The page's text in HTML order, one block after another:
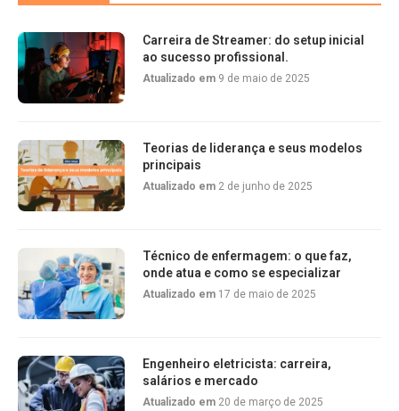
Carreira de Streamer: do setup inicial
ao sucesso profissional.
Atualizado em 9 de maio de 2025
Teorias de liderança e seus modelos
principais
Atualizado em 2 de junho de 2025
Técnico de enfermagem: o que faz,
onde atua e como se especializar
Atualizado em 17 de maio de 2025
Engenheiro eletricista: carreira,
salários e mercado
Atualizado em 20 de março de 2025